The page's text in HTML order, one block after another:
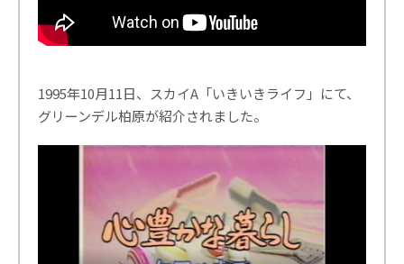
1995年10月11日、スカイA「いきいきライフ」にて、
グリーンデル柏原が紹介されました。